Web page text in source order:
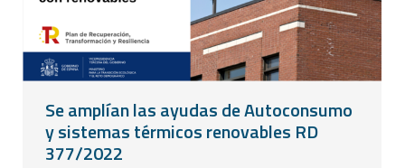
Se amplían las ayudas de Autoconsumo
y sistemas térmicos renovables RD
377/2022